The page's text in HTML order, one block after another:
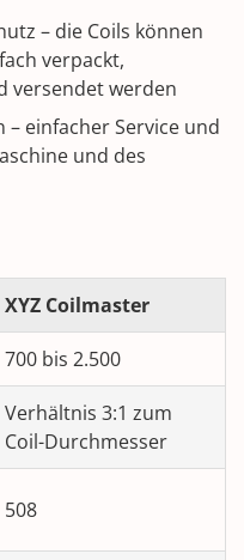
– die Coils können
verpackt,
versendet werden
einfacher Service und
und des
XYZ Coilmaster
700 bis 2.500
Verhältnis 3:1 zum
Coil-Durchmesser
508